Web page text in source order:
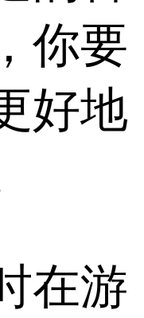
你要
好地
在游